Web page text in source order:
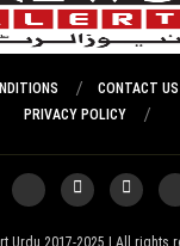
CONTACT US
PRIVACY POLICY